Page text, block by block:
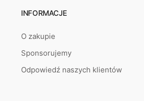
INFORMACJE
O zakupie
Sponsorujemy
Odpowiedź naszych klientów